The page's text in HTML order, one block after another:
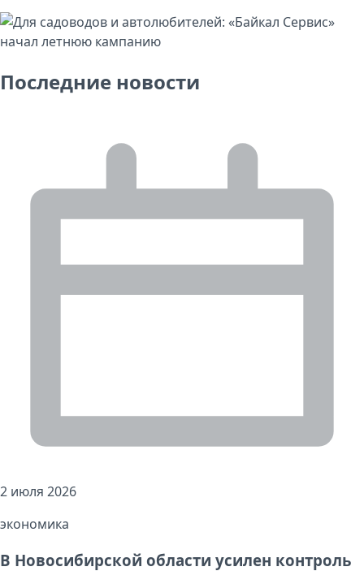
Последние новости
2 июля 2026
экономика
В Новосибирской области усилен контроль